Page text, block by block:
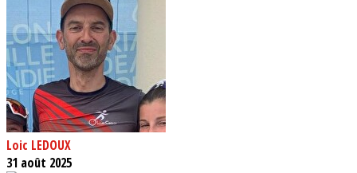
Loic LEDOUX
31 août 2025